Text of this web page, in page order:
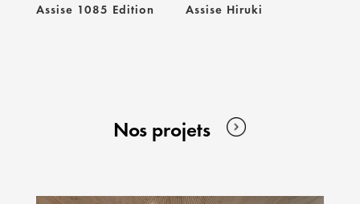
Assise 1085 Edition Assise Hiruki
Nos projets